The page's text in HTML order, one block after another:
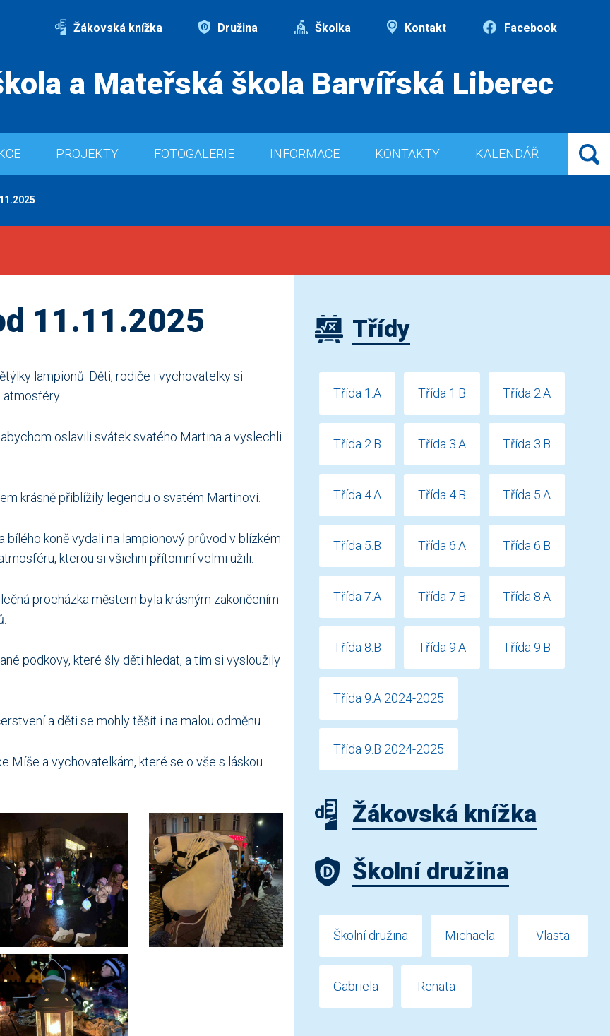
Žákovská knížka Družina Školka Kontakt Facebook
a Mateřská škola Barvířská Liberec
PROJEKTY FOTOGALERIE INFORMACE KONTAKTY KALENDÁŘ
11.11.2025
lampionů. Děti, rodiče i vychovatelky si
oslavili svátek svatého Martina a vyslechli
krásně přiblížily legendu o svatém Martinovi.
koně vydali na lampionový průvod v blízkém
kterou si všichni přítomní velmi užili.
procházka městem byla krásným zakončením
podkovy, které šly děti hledat, a tím si vysloužily
a děti se mohly těšit i na malou odměnu.
Míše a vychovatelkám, které se o vše s láskou
Třídy
Třída 1.A Třída 1.B Třída 2.A
Třída 2.B Třída 3.A Třída 3.B
Třída 4.A Třída 4.B Třída 5.A
Třída 5.B Třída 6.A Třída 6.B
Třída 7.A Třída 7.B Třída 8.A
Třída 8.B Třída 9.A Třída 9.B
Třída 9.A 2024-2025
Třída 9.B 2024-2025
Žákovská knížka
Školní družina
Školní družina Michaela Vlasta
Gabriela Renata